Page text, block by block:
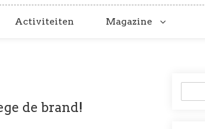
Activiteiten Magazine
de brand!